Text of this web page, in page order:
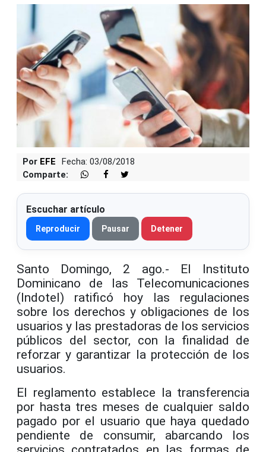
Por EFE
Fecha: 03/08/2018
Comparte:
Escuchar artículo
Reproducir Pausar Detener
Santo Domingo, 2 ago.- El Instituto
Dominicano de las Telecomunicaciones
(Indotel) ratificó hoy las regulaciones
sobre los derechos y obligaciones de los
usuarios y las prestadoras de los servicios
públicos del sector, con la finalidad de
reforzar y garantizar la protección de los
usuarios.
El reglamento establece la transferencia
por hasta tres meses de cualquier saldo
pagado por el usuario que haya quedado
pendiente de consumir, abarcando los